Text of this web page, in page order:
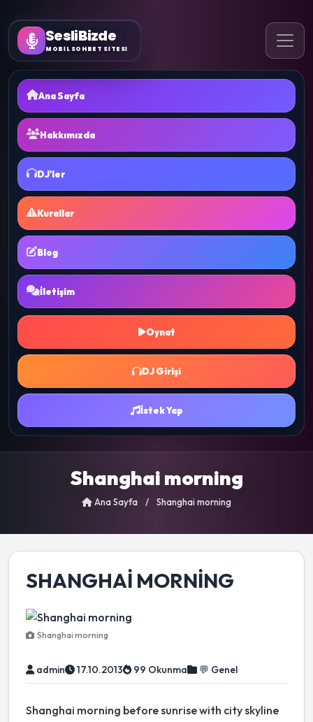
SesliBizde
MOBİL SOHBET SİTESİ
Ana Sayfa
Hakkımızda
DJ'ler
Kurallar
Blog
İletişim
Oynat
DJ Girişi
İstek Yap
Shanghai morning
Ana Sayfa / Shanghai morning
SHANGHAI MORNING
Shanghai morning
admin 17.10.2013 99 Okunma 💬 Genel
Shanghai morning before sunrise with city skyline